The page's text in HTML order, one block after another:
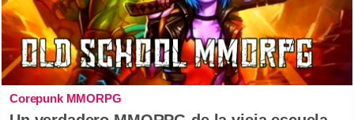
Corepunk MMORPG